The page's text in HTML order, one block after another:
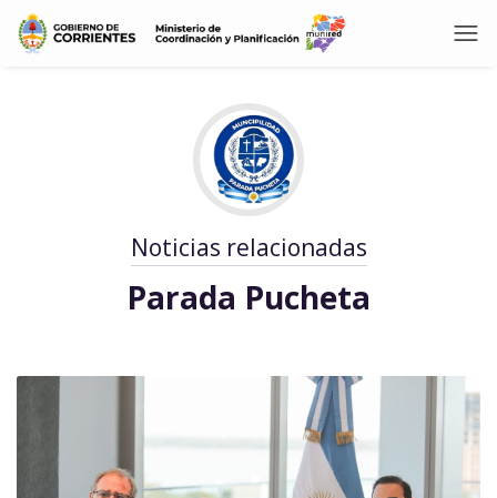
Noticias relacionadas
Parada Pucheta